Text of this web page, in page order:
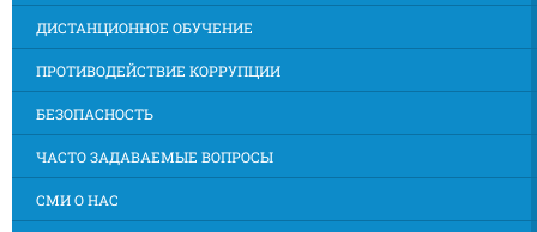
ДИСТАНЦИОННОЕ ОБУЧЕНИЕ
ПРОТИВОДЕЙСТВИЕ КОРРУПЦИИ
БЕЗОПАСНОСТЬ
ЧАСТО ЗАДАВАЕМЫЕ ВОПРОСЫ
СМИ О НАС